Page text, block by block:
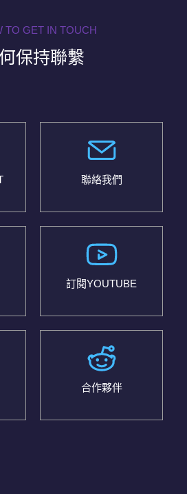
TO GET IN TOUCH
保持聯繫
聯絡我們
訂閱YOUTUBE
合作夥伴